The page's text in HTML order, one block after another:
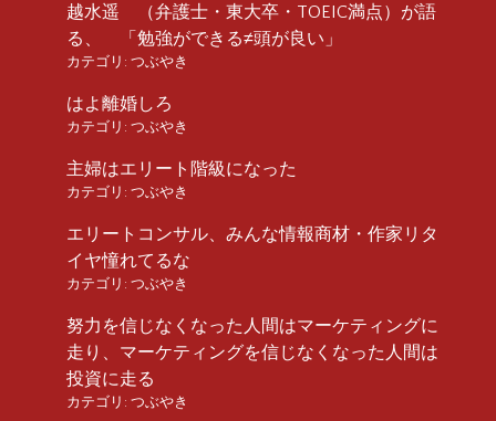
越水遥 （弁護士・東大卒・TOEIC満点）が語
る、 「勉強ができる≠頭が良い」
カテゴリ: つぶやき
はよ離婚しろ
カテゴリ: つぶやき
主婦はエリート階級になった
カテゴリ: つぶやき
エリートコンサル、みんな情報商材・作家リタ
イヤ憧れてるな
カテゴリ: つぶやき
努力を信じなくなった人間はマーケティングに
走り、マーケティングを信じなくなった人間は
投資に走る
カテゴリ: つぶやき